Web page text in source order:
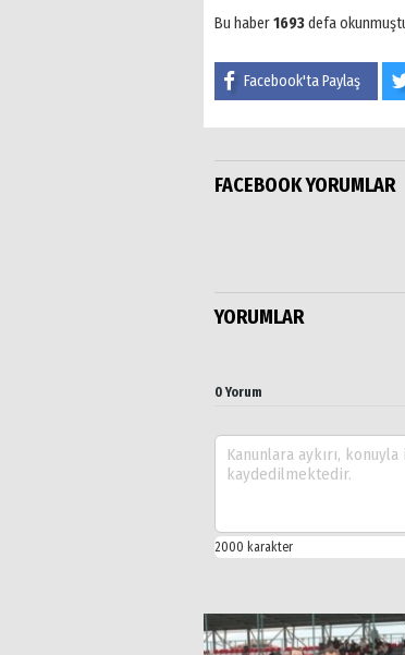
Bu haber1693defa
Facebook'ta Paylaş
FACEBOOK YORUMLAR
YORUMLAR
0 Yorum